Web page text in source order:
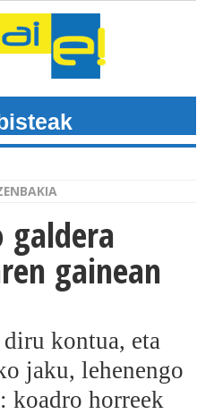
galdera
gainean
kontua, eta
jaku, lehenengo
koadro horreek